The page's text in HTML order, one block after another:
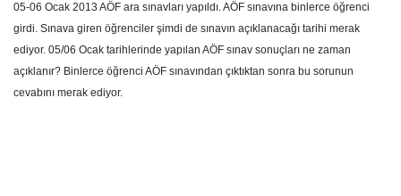
05-06 Ocak 2013 AÖF ara sınavları yapıldı. AÖF sınavına binlerce öğrenci
girdi. Sınava giren öğrenciler şimdi de sınavın açıklanacağı tarihi merak
ediyor. 05/06 Ocak tarihlerinde yapılan AÖF sınav sonuçları ne zaman
açıklanır? Binlerce öğrenci AÖF sınavından çıktıktan sonra bu sorunun
cevabını merak ediyor.